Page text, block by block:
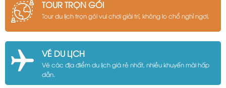
TOUR TRỌN GÓI
Tour du lịch trọn gói vui chơi giải trí, không lo chổ nghỉ ngơi,
VÉ DU LỊCH
Vé các địa điểm du lịch giá rẻ nhất, nhiều khuyến mãi hấp
dẫn.